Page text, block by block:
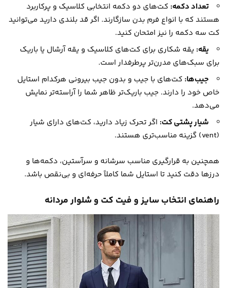
تعداد دکمه: کت‌های دو دکمه انتخابی کلاسیک و پرکاربرد
هستند که با انواع فرم بدن سازگارند. اگر قد بلندی دارید می‌توانید
کت سه دکمه را نیز امتحان کنید.
یقه: یقه شکاری برای کت‌های کلاسیک و یقه آرشال یا باریک
برای سبک‌های مدرن‌تر پرطرفدار است.
جیب‌ها: کت‌های با جیب و بدون جیب بیرونی هرکدام استایل
خاص خود را دارند. جیب باریک‌تر ظاهر شما را آراسته‌تر نمایش
می‌دهد.
شیار پشتی کت: اگر تحرک زیاد دارید، کت‌های دارای شیار
(vent) گزینه مناسب‌تری هستند.
همچنین به قرارگیری مناسب سرشانه و سرآستین، دکمه‌ها و
درزها دقت کنید تا استایل شما کاملاً حرفه‌ای و بی‌نقص باشد.
راهنمای انتخاب سایز و فیت کت و شلوار مردانه